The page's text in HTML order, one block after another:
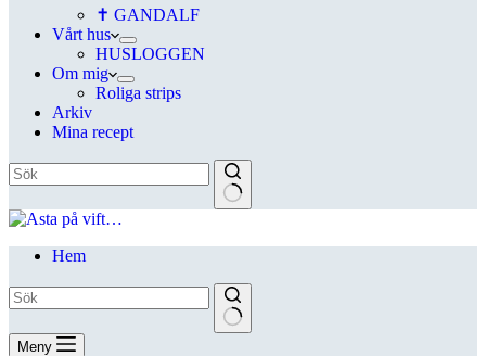
✝ GANDALF
Vårt hus
HUSLOGGEN
Om mig
Roliga strips
Arkiv
Mina recept
Hem
Meny